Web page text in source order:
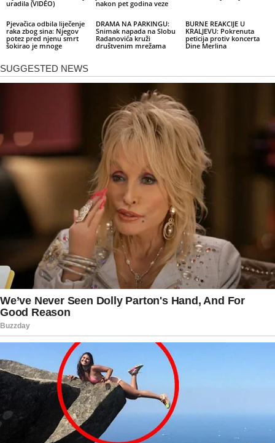
uradila (VIDEO)
nakon pet godina veze
Pjevačica odbila liječenje
raka zbog sina: Njegov
potez pred njenu smrt
šokirao je mnoge
DRAMA NA PARKINGU:
Snimak napada na Slobu
Radanovića kruži
društvenim mrežama
BURNE REAKCIJE U
KRALJEVU: Pokrenuta
peticija protiv koncerta
Dine Merlina